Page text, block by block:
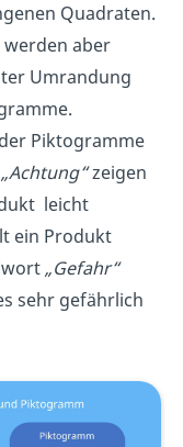
Quadraten.
werden aber
Umrandung
Piktogramme
„Achtung“zeigen
leicht
ein Produkt
„Gefahr“
sehr gefährlich